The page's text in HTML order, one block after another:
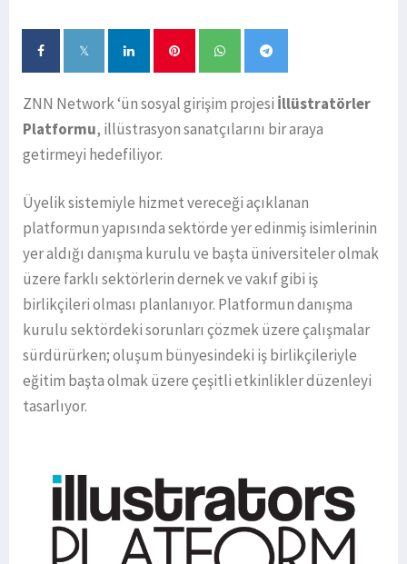
ZNN Network ‘ün sosyal girişim projesi İllüstratörler
Platformu, illüstrasyon sanatçılarını bir araya
getirmeyi hedefiliyor.
Üyelik sistemiyle hizmet vereceği açıklanan
platformun yapısında sektörde yer edinmiş isimlerinin
yer aldığı danışma kurulu ve başta üniversiteler olmak
üzere farklı sektörlerin dernek ve vakıf gibi iş
birlikçileri olması planlanıyor. Platformun danışma
kurulu sektördeki sorunları çözmek üzere çalışmalar
sürdürürken; oluşum bünyesindeki iş birlikçileriyle
eğitim başta olmak üzere çeşitli etkinlikler düzenleyi
tasarlıyor.